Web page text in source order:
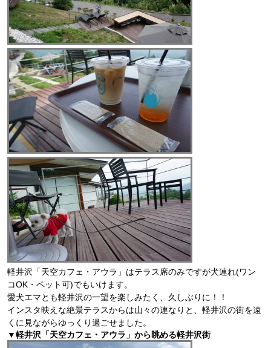
軽井沢「天空カフェ・アウラ」はテラス席のみですが犬連れ(ワン
コOK・ペット可)でもいけます。
愛犬エマとも軽井沢の一望を楽しみたく、久しぶりに！！
インスタ映えな絶景テラスからは山々の連なりと、軽井沢の街を遠
くに見ながらゆっくり過ごせました。
▼軽井沢「天空カフェ・アウラ」から眺める軽井沢街